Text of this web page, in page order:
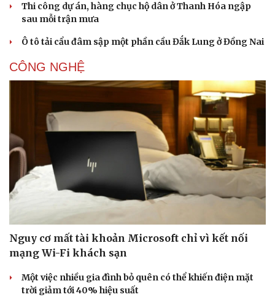
Phòng mạch online
Ăn sạch sống khỏe
Thi công dự án, hàng chục hộ dân ở Thanh Hóa ngập
sau mỗi trận mưa
Ô tô tải cẩu đâm sập một phần cầu Đắk Lung ở Đồng Nai
CÔNG NGHỆ
Nguy cơ mất tài khoản Microsoft chỉ vì kết nối
mạng Wi-Fi khách sạn
Một việc nhiều gia đình bỏ quên có thể khiến điện mặt
trời giảm tới 40% hiệu suất